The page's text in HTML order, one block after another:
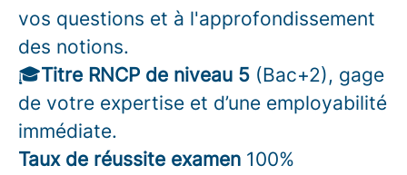
vos questions et à l'approfondissement
des notions.
🎓Titre RNCP de niveau 5 (Bac+2), gage
de votre expertise et d’une employabilité
immédiate.
Taux de réussite examen 100%